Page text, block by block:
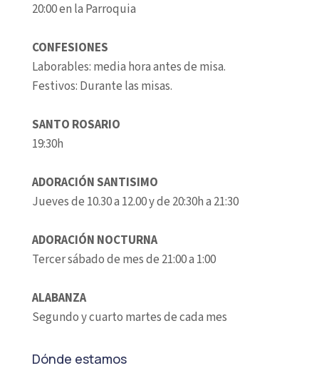
20:00 en la Parroquia
CONFESIONES
Laborables: media hora antes de misa.
Festivos: Durante las misas.
SANTO ROSARIO
19:30h
ADORACIÓN SANTISIMO
Jueves de 10.30 a 12.00 y de 20:30h a 21:30
ADORACIÓN NOCTURNA
Tercer sábado de mes de 21:00 a 1:00
ALABANZA
Segundo y cuarto martes de cada mes
Dónde estamos